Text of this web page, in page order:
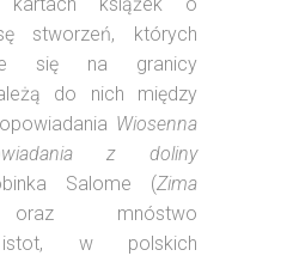
stworzeń, których
się na granicy
do nich między
Wiosenna
z doliny
Salome (Zima
mnóstwo
istot, w polskich